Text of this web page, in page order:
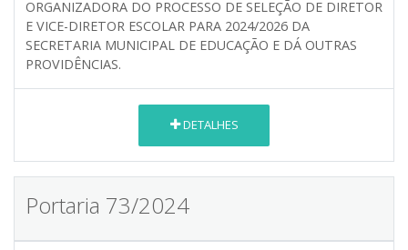
ORGANIZADORA DO PROCESSO DE SELEÇÃO DE DIRETOR
E VICE-DIRETOR ESCOLAR PARA 2024/2026 DA
SECRETARIA MUNICIPAL DE EDUCAÇÃO E DÁ OUTRAS
PROVIDÊNCIAS.
DETALHES
Portaria 73/2024